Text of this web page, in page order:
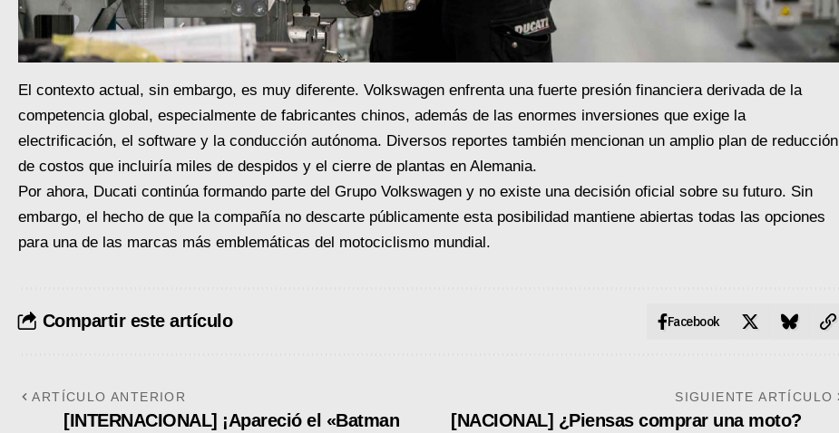
El contexto actual, sin embargo, es muy diferente. Volkswagen enfrenta una fuerte presión financiera derivada de la
competencia global, especialmente de fabricantes chinos, además de las enormes inversiones que exige la
electrificación, el software y la conducción autónoma. Diversos reportes también mencionan un amplio plan de reducción
de costos que incluiría miles de despidos y el cierre de plantas en Alemania.
Por ahora, Ducati continúa formando parte del Grupo Volkswagen y no existe una decisión oficial sobre su futuro. Sin
embargo, el hecho de que la compañía no descarte públicamente esta posibilidad mantiene abiertas todas las opciones
para una de las marcas más emblemáticas del motociclismo mundial.
Compartir este artículo Facebook
ARTÍCULO ANTERIOR
[INTERNACIONAL] ¡Apareció el «Batman
SIGUIENTE ARTÍCULO
[NACIONAL] ¿Piensas comprar una moto?